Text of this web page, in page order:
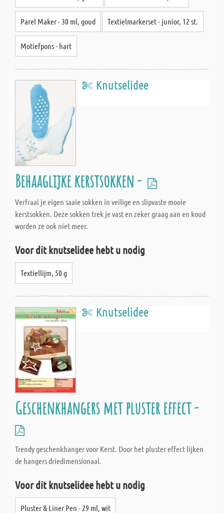
Parel Maker - 30 ml, goud Textielmarkerset - junior, 12 st.
Motiefpons - hart
Knutselidee
Behaaglijke kerstsokken -
Verfraai je eigen saaie sokken in veilige en slipvaste mooie
kerstsokken. Deze sokken trek je vast en zeker graag aan en koud
worden ze ook niet meer.
Voor dit knutselidee hebt u nodig
Textiellijm, 50 g
Knutselidee
Geschenkhangers met pluster effect -
Trendy geschenkhanger voor Kerst. Door het pluster effect lijken
de hangers driedimensionaal.
Voor dit knutselidee hebt u nodig
Pluster & Liner Pen - 29 ml, wit